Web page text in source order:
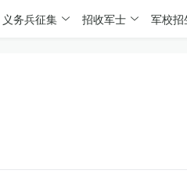
义务兵征集 招收军士 军校招